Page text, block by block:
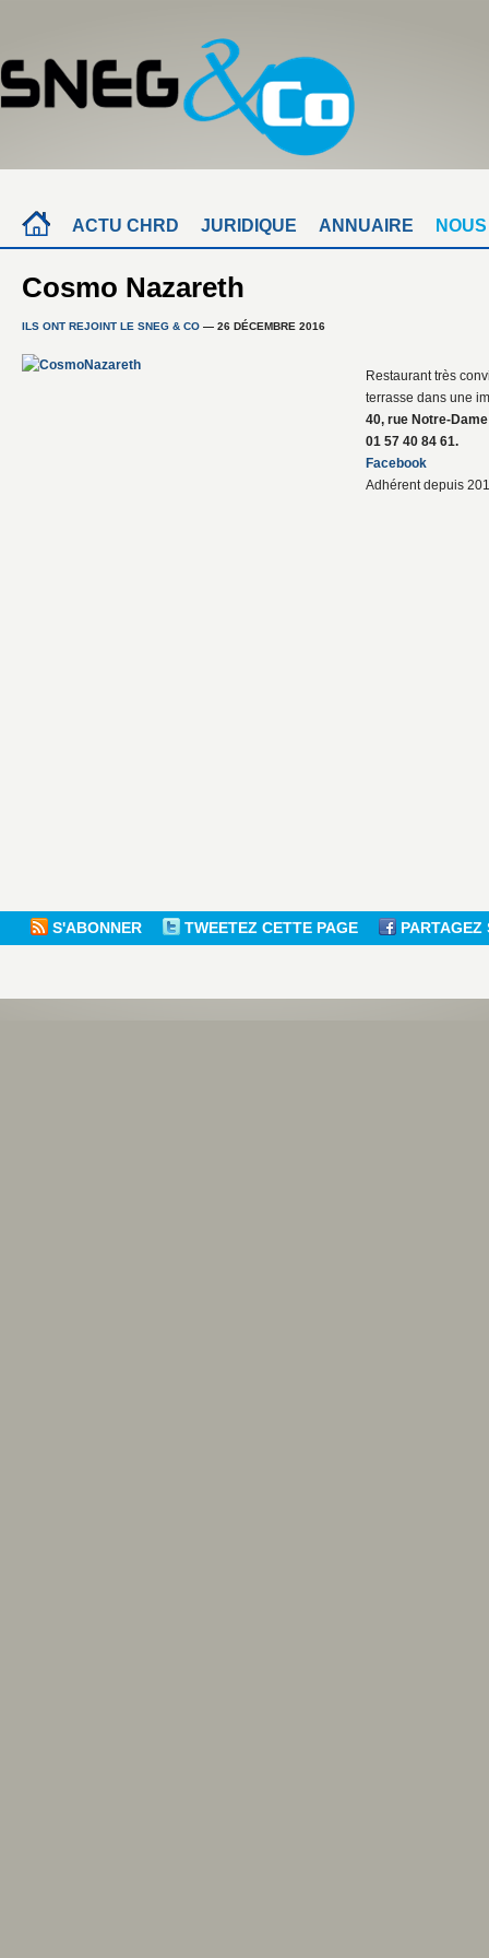
ACTU CHRD JURIDIQUE ANNUAIRE
Cosmo Nazareth
ILS ONT REJOINT LE SNEG & CO — 26 DÉCEMBRE 2016
Restaurant très
terrasse dans une
40, rue Notre-
01 57 40 84 61.
Facebook
Adhérent depuis
S'ABONNER TWEETEZ CETTE PAGE PARTAGEZ